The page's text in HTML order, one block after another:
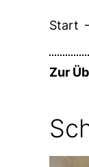
Start
Zur